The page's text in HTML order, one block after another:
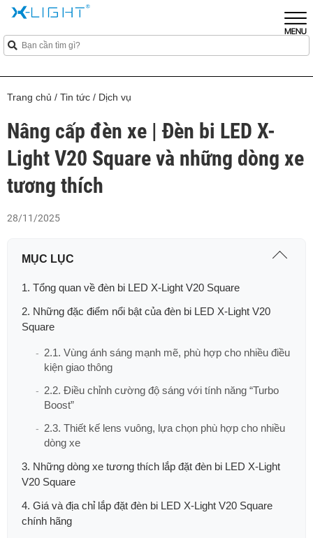
Trang chủ / Tin tức / Dịch vụ
Nâng cấp đèn xe | Đèn bi LED X-
Light V20 Square và những dòng xe
tương thích
28/11/2025
MỤC LỤC
1. Tổng quan về đèn bi LED X-Light V20 Square
2. Những đặc điểm nổi bật của đèn bi LED X-Light V20
Square
2.1. Vùng ánh sáng mạnh mẽ, phù hợp cho nhiều điều
kiện giao thông
2.2. Điều chỉnh cường độ sáng với tính năng “Turbo
Boost”
2.3. Thiết kế lens vuông, lựa chọn phù hợp cho nhiều
dòng xe
3. Những dòng xe tương thích lắp đặt đèn bi LED X-Light
V20 Square
4. Giá và địa chỉ lắp đặt đèn bi LED X-Light V20 Square
chính hãng